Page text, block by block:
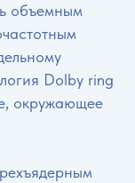
объемным
Dolby ring
окружающее